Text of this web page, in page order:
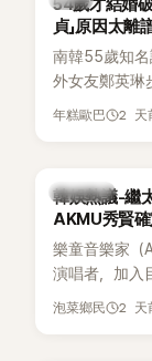
音樂，意外掀
54歲才結婚
貞」原因太
南韓55歲知名
外女友鄭英琳
享與妻子的戀
前一直堅守「
年糕歐巴 2 天
熱議討論
韓娛熱議-繼
AKMU秀賢
樂童音樂家（
演唱者，加入
企劃。繼太妍
泡菜鄉民 2 天